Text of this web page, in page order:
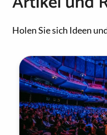
Holen Sie sich Ideen